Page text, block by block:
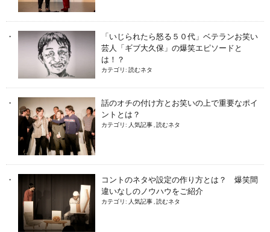
「いじられたら怒る５０代」ベテランお笑い
芸人「ギブ大久保」の爆笑エピソードと
は！？
カテゴリ: 読むネタ
話のオチの付け方とお笑いの上で重要なポイ
ントとは？
カテゴリ: 人気記事 読むネタ
コントのネタや設定の作り方とは？ 爆笑間
違いなしのノウハウをご紹介
カテゴリ: 人気記事 読むネタ